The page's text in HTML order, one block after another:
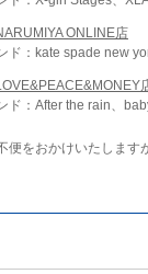
ONLINE店
ド：kate spade new
ド：After the rain、
便をおかけいたします